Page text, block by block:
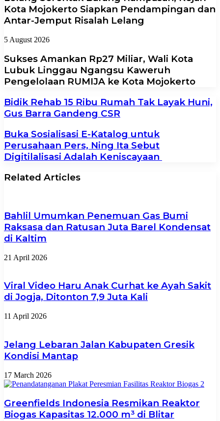
Kota Mojokerto Siapkan Pendampingan dan
Antar-Jemput Risalah Lelang
5 August 2026
Sukses Amankan Rp27 Miliar, Wali Kota
Lubuk Linggau Ngangsu Kaweruh
Pengelolaan RUMIJA ke Kota Mojokerto
Bidik Rehab 15 Ribu Rumah Tak Layak Huni,
Gus Barra Gandeng CSR
Buka Sosialisasi E-Katalog untuk
Perusahaan Pers, Ning Ita Sebut
Digitilalisasi Adalah Keniscayaan
Related Articles
Bahlil Umumkan Penemuan Gas Bumi
Raksasa dan Ratusan Juta Barel Kondensat
di Kaltim
21 April 2026
Viral Video Haru Anak Curhat ke Ayah Sakit
di Jogja, Ditonton 7,9 Juta Kali
11 April 2026
Jelang Lebaran Jalan Kabupaten Gresik
Kondisi Mantap
17 March 2026
Greenfields Indonesia Resmikan Reaktor
Biogas Kapasitas 12.000 m³ di Blitar